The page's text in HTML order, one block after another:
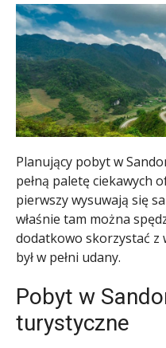
Planujący pobyt w
pełną paletę ciekawych
pierwszy wysuwają się
właśnie tam można
dodatkowo skorzystać
był w pełni udany.
Pobyt w
turystyczne